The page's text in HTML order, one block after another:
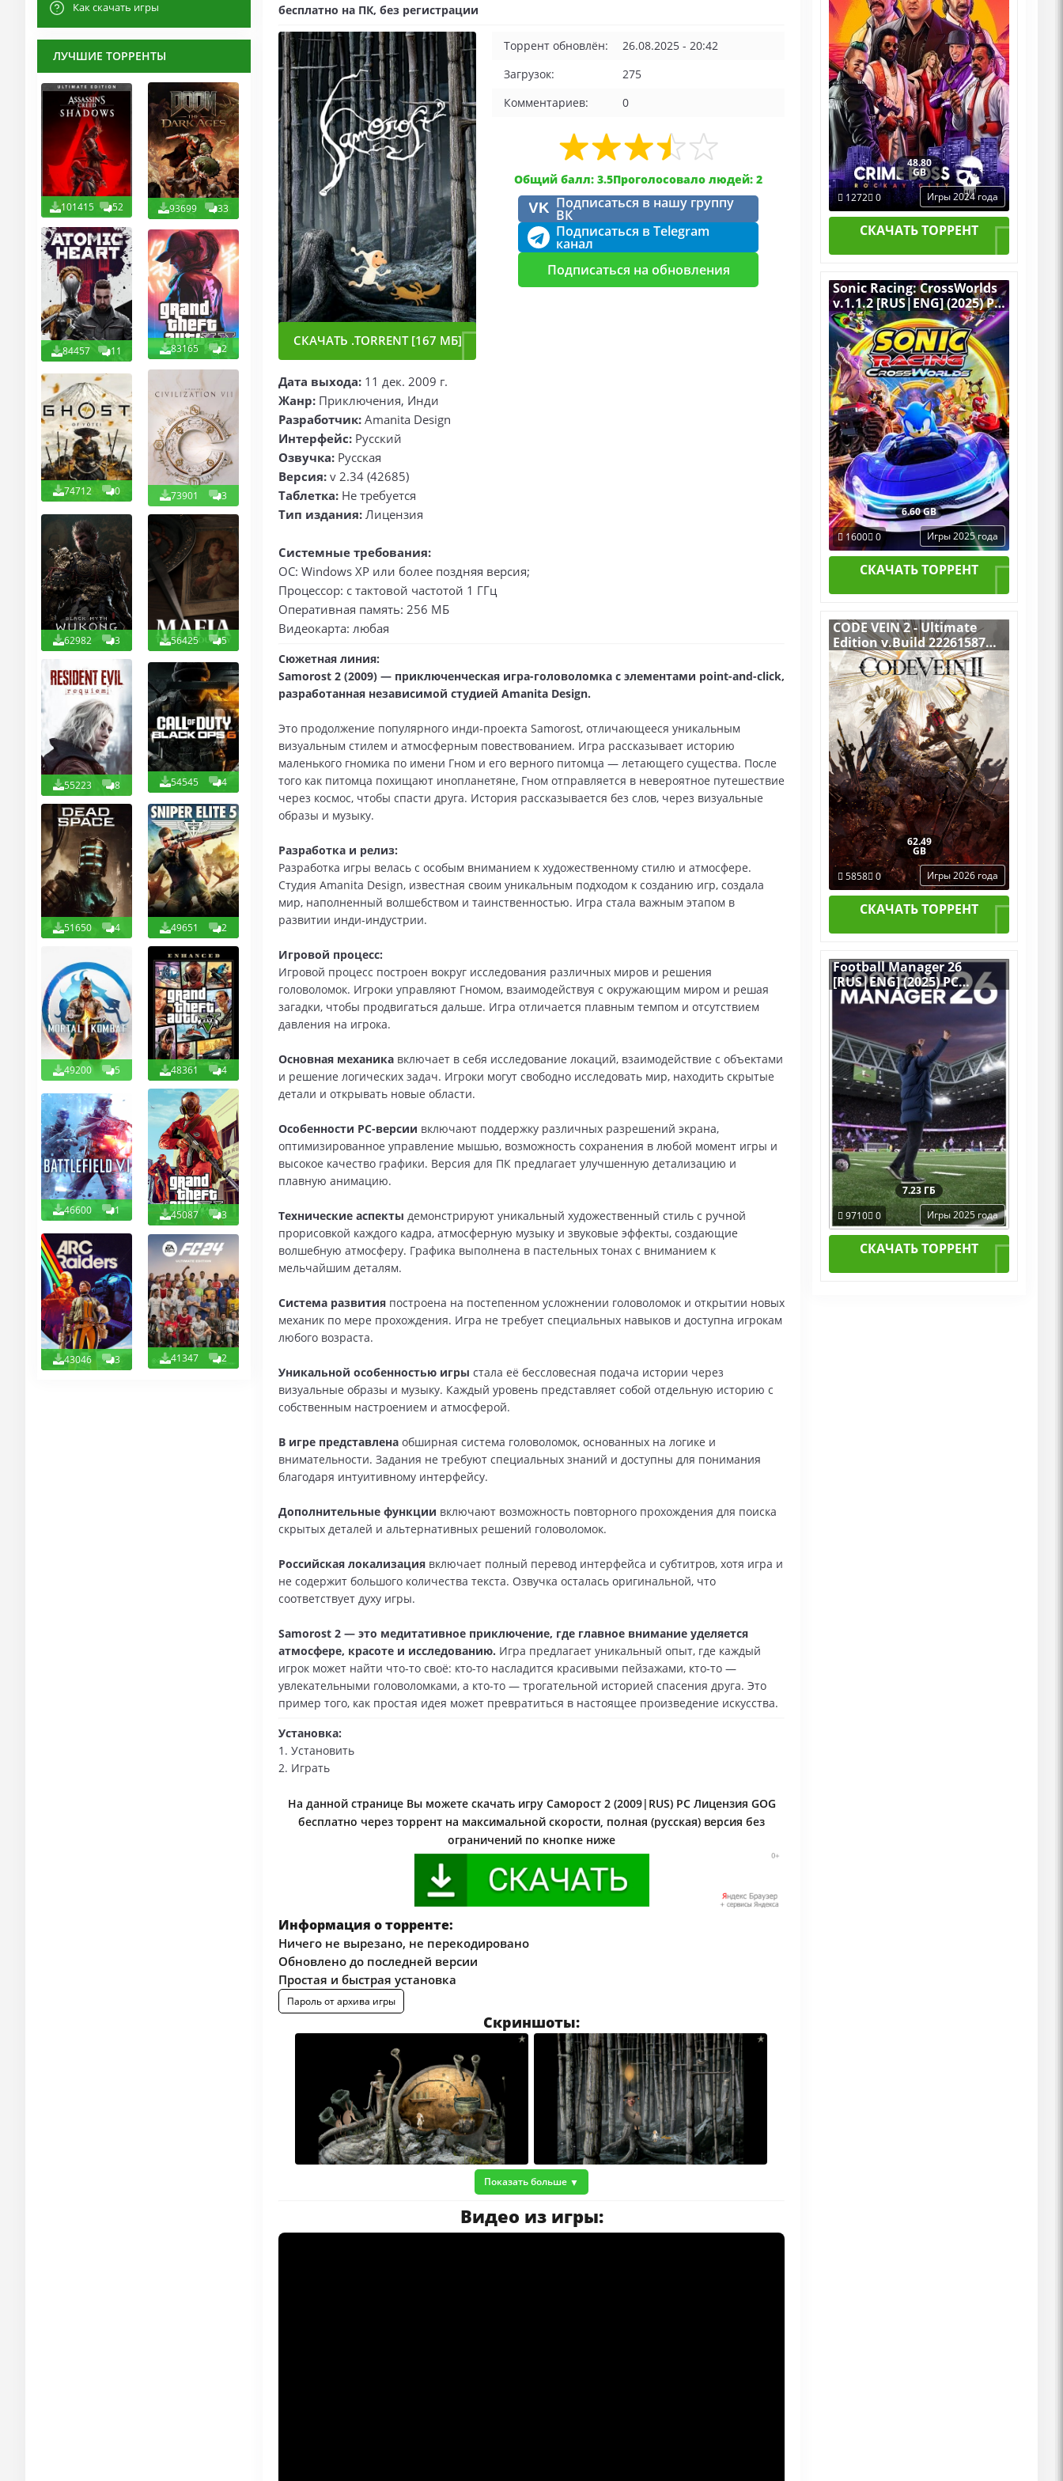
Как скачать игры
ЛУЧШИЕ ТОРРЕНТЫ
101415 52 93699 33
84457 11 83165 2
74712 0 73901 3
62982 3 56425 5
55223 8 54545 4
51650 4 49651 2
49200 5 48361 4
46600 1 45087 3
43046 3 41347 2
бесплатно на ПК, без регистрации
СКАЧАТЬ .TORRENT [167 МБ]
Торрент обновлён:
26.08.2025 - 20:42
Загрузок:
275
Комментариев:
0
Общий балл: 3.5Проголосовало людей: 2
VK Подписаться в нашу группу
ВК
Подписаться в Telegram
канал
Подписаться на обновления
Дата выхода: 11 дек. 2009 г.
Жанр: Приключения, Инди
Разработчик: Amanita Design
Интерфейс: Русский
Озвучка: Русская
Версия: v 2.34 (42685)
Таблетка: Не требуется
Тип издания: Лицензия
Системные требования:
ОС: Windows XP или более поздняя версия;
Процессор: с тактовой частотой 1 ГГц
Оперативная память: 256 МБ
Видеокарта: любая
Сюжетная линия:
Samorost 2 (2009) — приключенческая игра-головоломка с элементами point-and-click,
разработанная независимой студией Amanita Design.
Это продолжение популярного инди-проекта Samorost, отличающееся уникальным
визуальным стилем и атмосферным повествованием. Игра рассказывает историю
маленького гномика по имени Гном и его верного питомца — летающего существа. После
того как питомца похищают инопланетяне, Гном отправляется в невероятное путешествие
через космос, чтобы спасти друга. История рассказывается без слов, через визуальные
образы и музыку.
Разработка и релиз:
Разработка игры велась с особым вниманием к художественному стилю и атмосфере.
Студия Amanita Design, известная своим уникальным подходом к созданию игр, создала
мир, наполненный волшебством и таинственностью. Игра стала важным этапом в
развитии инди-индустрии.
Игровой процесс:
Игровой процесс построен вокруг исследования различных миров и решения
головоломок. Игроки управляют Гномом, взаимодействуя с окружающим миром и решая
загадки, чтобы продвигаться дальше. Игра отличается плавным темпом и отсутствием
давления на игрока.
Основная механика включает в себя исследование локаций, взаимодействие с объектами
и решение логических задач. Игроки могут свободно исследовать мир, находить скрытые
детали и открывать новые области.
Особенности PC-версии включают поддержку различных разрешений экрана,
оптимизированное управление мышью, возможность сохранения в любой момент игры и
высокое качество графики. Версия для ПК предлагает улучшенную детализацию и
плавную анимацию.
Технические аспекты демонстрируют уникальный художественный стиль с ручной
прорисовкой каждого кадра, атмосферную музыку и звуковые эффекты, создающие
волшебную атмосферу. Графика выполнена в пастельных тонах с вниманием к
мельчайшим деталям.
Система развития построена на постепенном усложнении головоломок и открытии новых
механик по мере прохождения. Игра не требует специальных навыков и доступна игрокам
любого возраста.
Уникальной особенностью игры стала её бессловесная подача истории через
визуальные образы и музыку. Каждый уровень представляет собой отдельную историю с
собственным настроением и атмосферой.
В игре представлена обширная система головоломок, основанных на логике и
внимательности. Задания не требуют специальных знаний и доступны для понимания
благодаря интуитивному интерфейсу.
Дополнительные функции включают возможность повторного прохождения для поиска
скрытых деталей и альтернативных решений головоломок.
Российская локализация включает полный перевод интерфейса и субтитров, хотя игра и
не содержит большого количества текста. Озвучка осталась оригинальной, что
соответствует духу игры.
Samorost 2 — это медитативное приключение, где главное внимание уделяется
атмосфере, красоте и исследованию. Игра предлагает уникальный опыт, где каждый
игрок может найти что-то своё: кто-то насладится красивыми пейзажами, кто-то —
увлекательными головоломками, а кто-то — трогательной историей спасения друга. Это
пример того, как простая идея может превратиться в настоящее произведение искусства.
Установка:
1. Установить
2. Играть
На данной странице Вы можете скачать игру Саморост 2 (2009|RUS) PC Лицензия GOG
бесплатно через торрент на максимальной скорости, полная (русская) версия без
ограничений по кнопке ниже
Информация о торренте:
Ничего не вырезано, не перекодировано
Обновлено до последней версии
Простая и быстрая установка
Пароль от архива игры
Скриншоты:
Показать больше
Видео из игры:
48.80
GB
1272 0 Игры 2024 года
СКАЧАТЬ ТОРРЕНТ
Sonic Racing: CrossWorlds
v.1.1.2 [RUS|ENG] (2025) PC
RePack от FitGirl + Switch
Emus
6.60 GB
1600 0 Игры 2025 года
СКАЧАТЬ ТОРРЕНТ
CODE VEIN 2 - Ultimate
Edition v.Build 22261587
[RUS|ENG] (2026) PC
Пиратка Portable + All
DLCs
62.49
GB
5858 0 Игры 2026 года
СКАЧАТЬ ТОРРЕНТ
Football Manager 26
[RUS|ENG] (2025) PC
RePack от Механики
7.23 ГБ
9710 0 Игры 2025 года
СКАЧАТЬ ТОРРЕНТ